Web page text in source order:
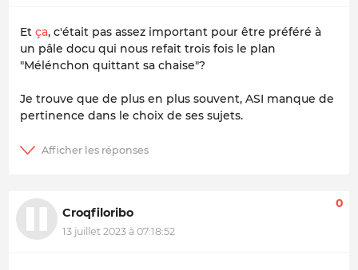
Et ça, c'était pas assez important pour être préféré à
un pâle docu qui nous refait trois fois le plan
"Mélénchon quittant sa chaise"?
Je trouve que de plus en plus souvent, ASI manque de
pertinence dans le choix de ses sujets.
Croqfiloribo
13 juillet 2023 à 07:18:52
0